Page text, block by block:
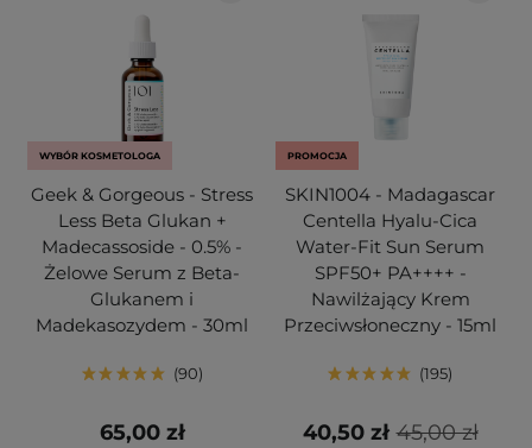
WYBÓR KOSMETOLOGA
Geek & Gorgeous - Stress
Less Beta Glukan +
Madecassoside - 0.5% -
Żelowe Serum z Beta-
Glukanem i
Madekasozydem - 30ml
90
65,00 zł
PROMOCJA
SKIN1004 - Madagascar
Centella Hyalu-Cica
Water-Fit Sun Serum
SPF50+ PA++++ -
Nawilżający Krem
Przeciwsłoneczny - 15ml
195
45,00 zł
40,50 zł